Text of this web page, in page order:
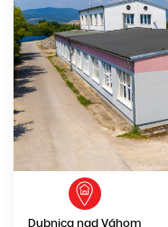
Dubnica nad Váhom